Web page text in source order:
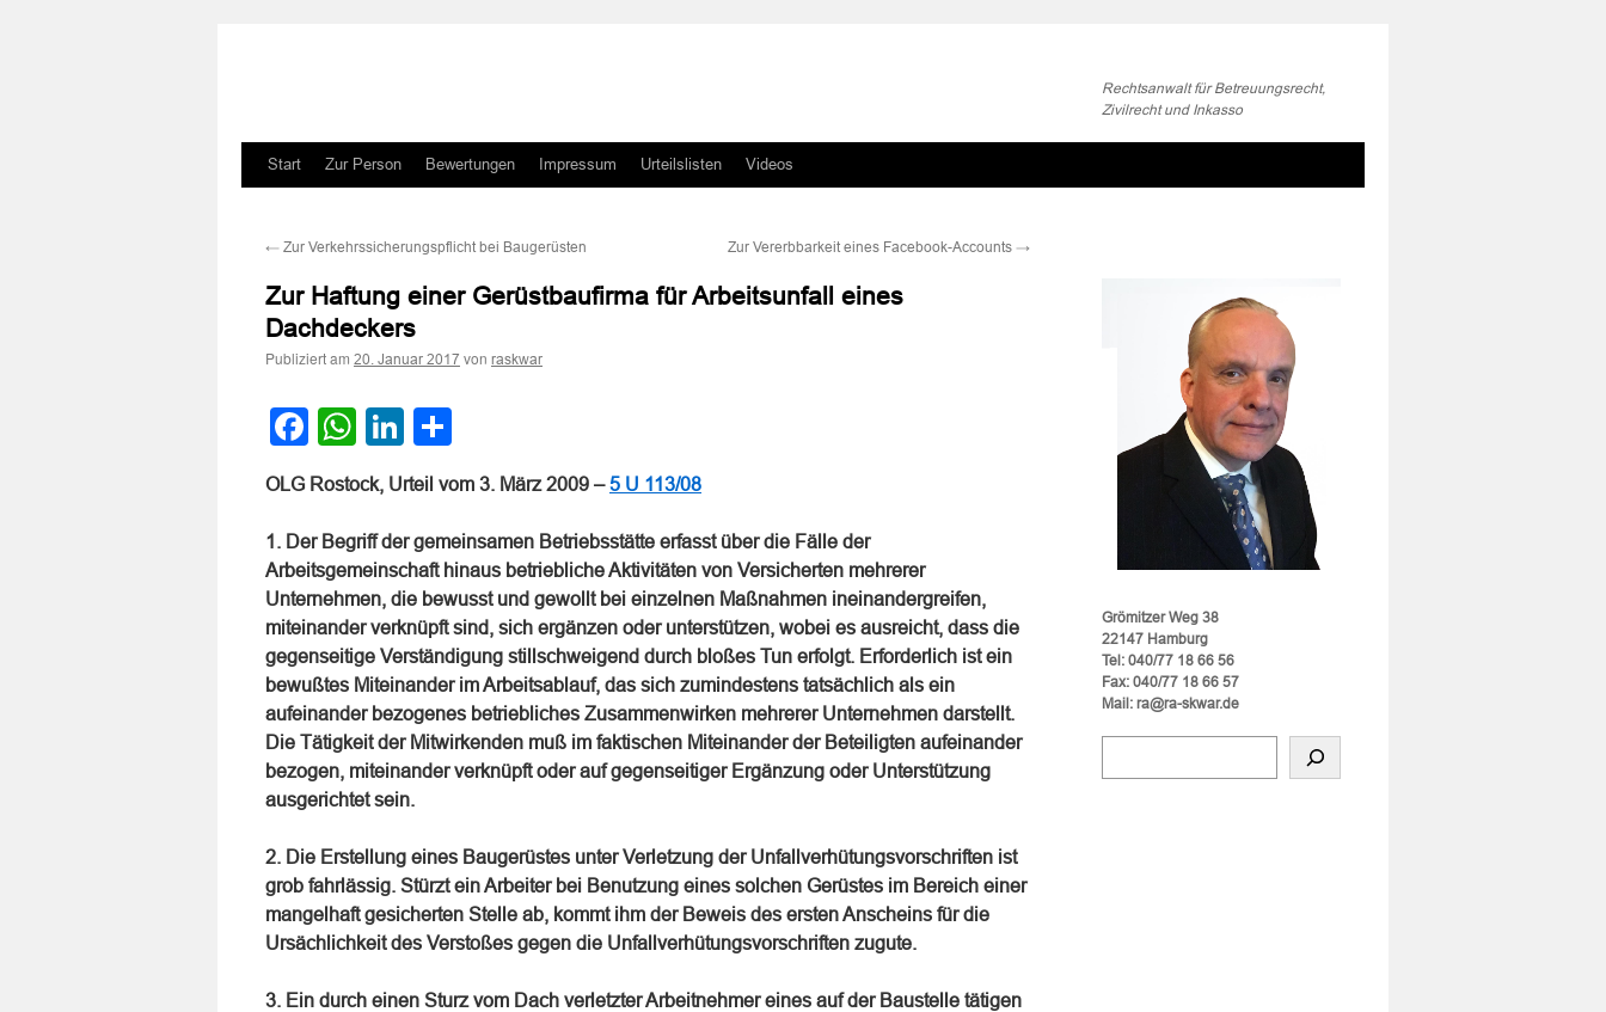
Rechtsanwalt für Betreuungsrecht,
Zivilrecht und Inkasso
Zum
springen
Start Zur Person Bewertungen Impressum Urteilslisten Videos
← Zur Verkehrssicherungspflicht bei Baugerüsten Zur Vererbbarkeit eines Facebook-Accounts →
Zur Haftung einer Gerüstbaufirma für Arbeitsunfall eines
Dachdeckers
Publiziert am 20. Januar 2017 von raskwar
Facebook
WhatsApp
LinkedIn
OLG Rostock, Urteil vom 3. März 2009 –5 U 113/08
1. Der Begriff der gemeinsamen Betriebsstätte erfasst über die Fälle der
Arbeitsgemeinschaft hinaus betriebliche Aktivitäten von Versicherten mehrerer
Unternehmen, die bewusst und gewollt bei einzelnen Maßnahmen ineinandergreifen,
miteinander verknüpft sind, sich ergänzen oder unterstützen, wobei es ausreicht, dass die
gegenseitige Verständigung stillschweigend durch bloßes Tun erfolgt. Erforderlich ist ein
bewußtes Miteinander im Arbeitsablauf, das sich zumindestens tatsächlich als ein
aufeinander bezogenes betriebliches Zusammenwirken mehrerer Unternehmen darstellt.
Die Tätigkeit der Mitwirkenden muß im faktischen Miteinander der Beteiligten aufeinander
bezogen, miteinander verknüpft oder auf gegenseitiger Ergänzung oder Unterstützung
ausgerichtet sein.
2. Die Erstellung eines Baugerüstes unter Verletzung der Unfallverhütungsvorschriften ist
grob fahrlässig. Stürzt ein Arbeiter bei Benutzung eines solchen Gerüstes im Bereich einer
mangelhaft gesicherten Stelle ab, kommt ihm der Beweis des ersten Anscheins für die
Ursächlichkeit des Verstoßes gegen die Unfallverhütungsvorschriften zugute.
3. Ein durch einen Sturz vom Dach verletzter Arbeitnehmer eines auf der Baustelle tätigen
Grömitzer Weg 38
22147 Hamburg
Tel: 040/77 18 66 56
Fax: 040/77 18 66 57
Mail: ra@ra-skwar.de